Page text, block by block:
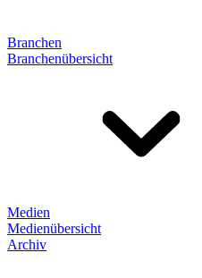
Branchen
Branchenübersicht
Medien
Medienübersicht
Archiv